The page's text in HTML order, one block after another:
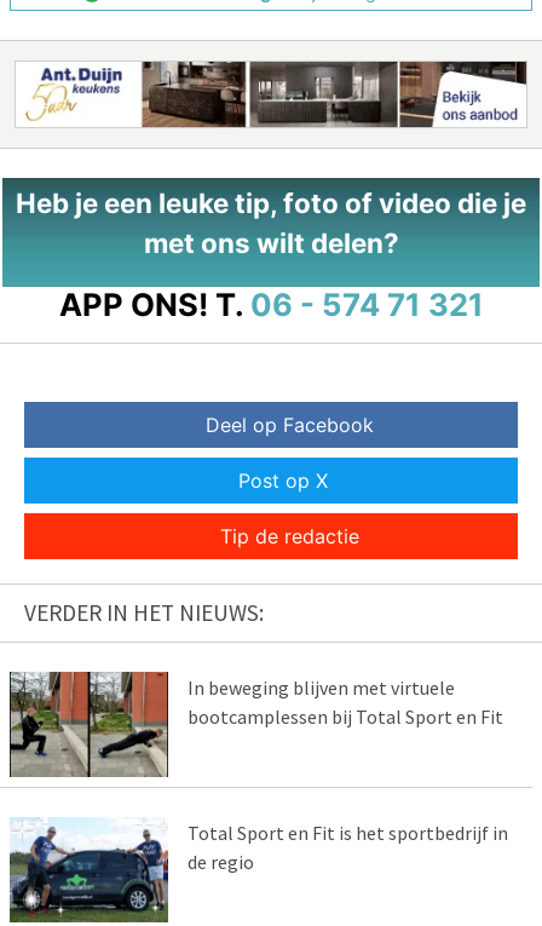
Heb je een leuke tip, foto of video die je
met ons wilt delen?
APP ONS! T. 06 - 574 71 321
Deel op Facebook
Post op X
Tip de redactie
VERDER IN HET NIEUWS:
In beweging blijven met virtuele
bootcamplessen bij Total Sport en Fit
Total Sport en Fit is het sportbedrijf in
de regio